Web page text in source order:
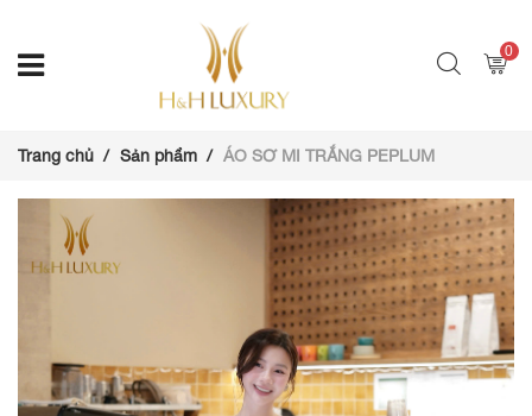
0
Trang chủ Sản phẩm ÁO SƠ MI TRẮNG PEPLUM